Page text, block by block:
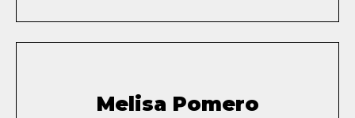
Melisa Pomero